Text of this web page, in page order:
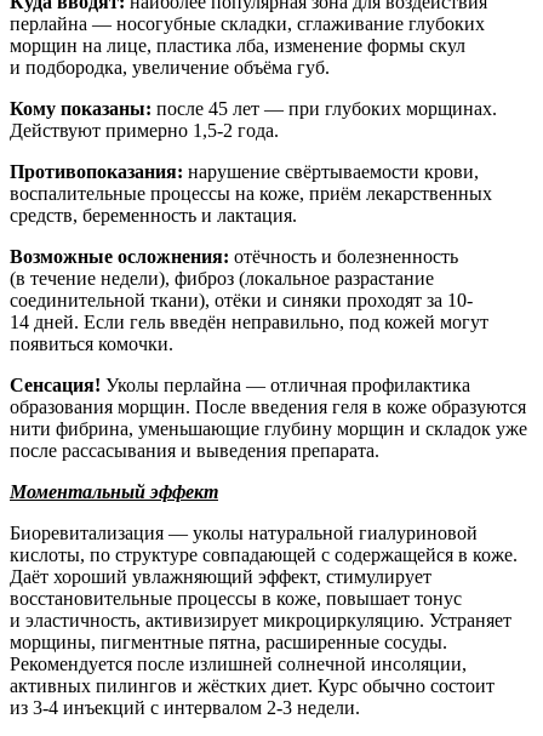
перлайна — носогубные складки, сглаживание глубоких
морщин на лице, пластика лба, изменение формы скул
и подбородка, увеличение объёма губ.
Кому показаны: после 45 лет — при глубоких морщинах.
Действуют примерно 1,5-2 года.
Противопоказания: нарушение свёртываемости крови,
воспалительные процессы на коже, приём лекарственных
средств, беременность и лактация.
Возможные осложнения: отёчность и болезненность
(в течение недели), фиброз (локальное разрастание
соединительной ткани), отёки и синяки проходят за 10-
14 дней. Если гель введён неправильно, под кожей могут
появиться комочки.
Сенсация! Уколы перлайна — отличная профилактика
образования морщин. После введения геля в коже образуются
нити фибрина, уменьшающие глубину морщин и складок уже
после рассасывания и выведения препарата.
Моментальный эффект
Биоревитализация — уколы натуральной гиалуриновой
кислоты, по структуре совпадающей с содержащейся в коже.
Даёт хороший увлажняющий эффект, стимулирует
восстановительные процессы в коже, повышает тонус
и эластичность, активизирует микроциркуляцию. Устраняет
морщины, пигментные пятна, расширенные сосуды.
Рекомендуется после излишней солнечной инсоляции,
активных пилингов и жёстких диет. Курс обычно состоит
из 3-4 инъекций с интервалом 2-3 недели.